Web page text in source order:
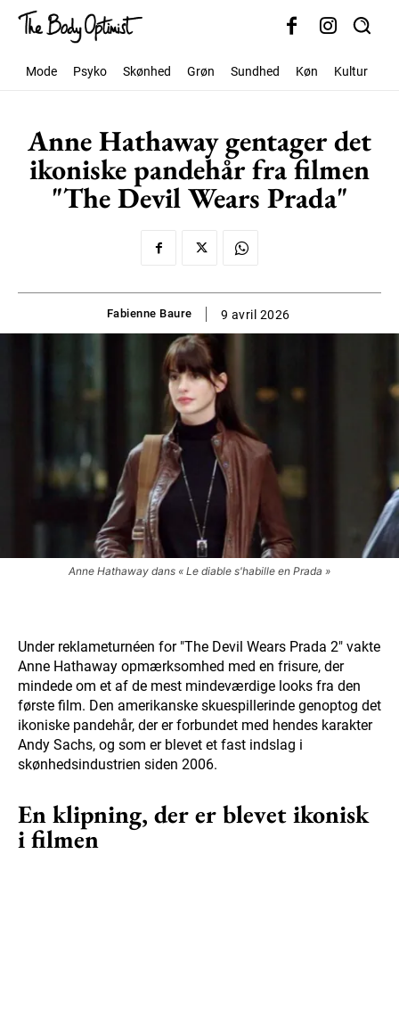
Mode Psyko Skønhed Grøn Sundhed Køn Kultur
Anne Hathaway gentager det
ikoniske pandehår fra filmen
"The Devil Wears Prada"
Fabienne Baure 9 avril 2026
Anne Hathaway dans « Le diable s'habille en Prada »
Under reklameturnéen for "The Devil Wears Prada 2" vakte
Anne Hathaway opmærksomhed med en frisure, der
mindede om et af de mest mindeværdige looks fra den
første film. Den amerikanske skuespillerinde genoptog det
ikoniske pandehår, der er forbundet med hendes karakter
Andy Sachs, og som er blevet et fast indslag i
skønhedsindustrien siden 2006.
En klipning, der er blevet ikonisk
i filmen